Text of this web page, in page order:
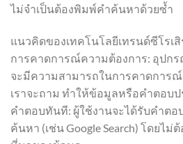
ไม่จำเป็นต้องพิมพ์คำค้นหาด้วยซ้ำ
แนวคิดของเทคโนโลยีเทรนด์ซีโรเสิ
การคาดการณ์ความต้องการ: อุปก
จะมีความสามารถในการคาดการ
เราจะถาม ทำให้ข้อมูลหรือคำตอบ
คำตอบทันที: ผู้ใช้งานจะได้รับคำต
ค้นหา (เช่น Google Search) โดยไม่